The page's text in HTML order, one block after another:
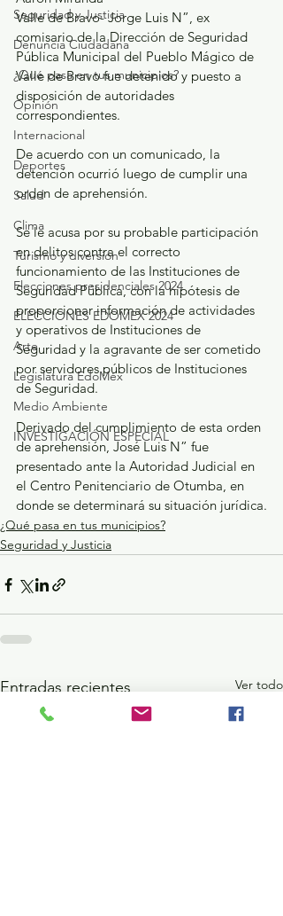
Seguridad y Justicia
Denuncia Ciudadana
¿Qué pasa en tus municipios?
Opinión
Internacional
Deportes
Salud
Clima
Turismo y diversión
Elecciones presidenciales 2024
ELECCIONES EDOMEX 2024
Arte
Legislatura EdoMéx
Medio Ambiente
INVESTIGACIÓN ESPECIAL
Valle de Bravo- Jorge Luis N”, ex
comisario de la Dirección de Seguridad
Pública Municipal del Pueblo Mágico de
Valle de Bravo fue detenido y puesto a
disposición de autoridades
correspondientes.
De acuerdo con un comunicado, la
detención ocurrió luego de cumplir una
orden de aprehensión.
Se le acusa por su probable participación
en delitos contra el correcto
funcionamiento de las Instituciones de
Seguridad Pública, con la hipótesis de
proporcionar información de actividades
y operativos de Instituciones de
Seguridad y la agravante de ser cometido
por servidores públicos de Instituciones
de Seguridad.
Derivado del cumplimiento de esta orden
de aprehensión, José Luis N” fue
presentado ante la Autoridad Judicial en
el Centro Penitenciario de Otumba, en
donde se determinará su situación jurídica.
¿Qué pasa en tus municipios?
Seguridad y Justicia
Entradas recientes Ver todo